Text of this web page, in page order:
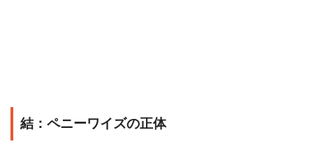
結：ペニーワイズの正体